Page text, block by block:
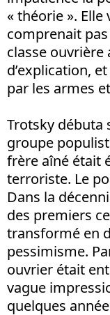
« théorie ». Elle
comprenait
classe ouvrière
d’explication,
par les armes
Trotsky débuta
groupe
frère aîné était
terroriste. Le
Dans la
des premiers
transformé en
pessimisme.
ouvrier était
vague
quelques